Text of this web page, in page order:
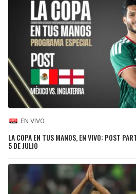
EN VIVO
LA COPA EN TUS MANOS, EN VIVO: POST
5 DE JULIO